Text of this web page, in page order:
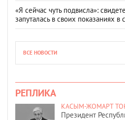
«Я сейчас чуть подвисла»:
запуталась в своих показаниях в
ВСЕ НОВОСТИ
РЕПЛИКА
КАСЫМ-ЖОМАРТ
Президент